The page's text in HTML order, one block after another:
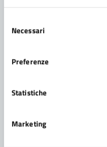
delNecessari
Preferenze
Statistiche
Marketing
Richiedi assistenza
Segnala disservizio